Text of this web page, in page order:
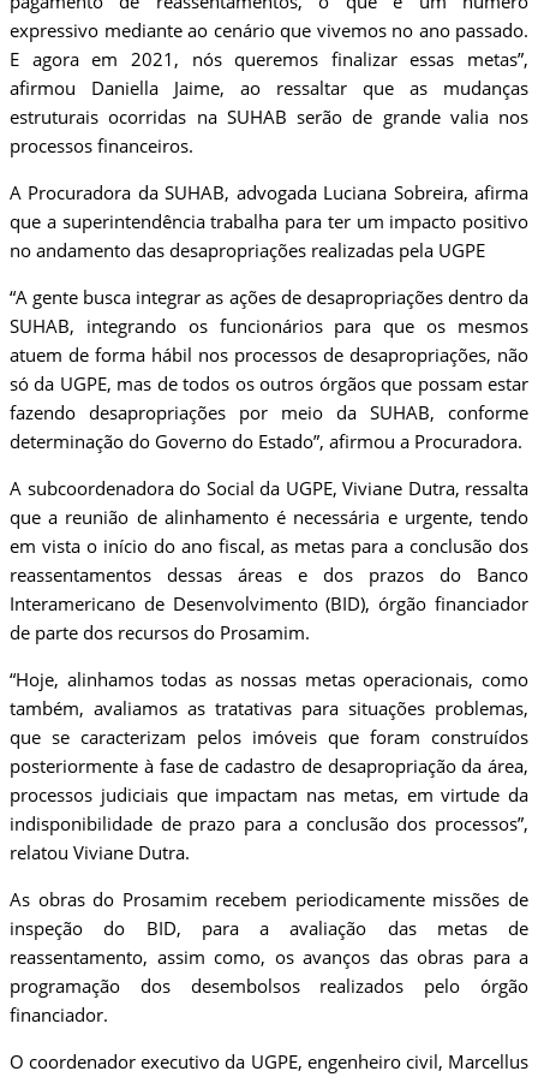
expressivo mediante ao cenário que vivemos no ano passado.
E agora em 2021, nós queremos finalizar essas metas”,
afirmou Daniella Jaime, ao ressaltar que as mudanças
estruturais ocorridas na SUHAB serão de grande valia nos
processos financeiros.
A Procuradora da SUHAB, advogada Luciana Sobreira, afirma
que a superintendência trabalha para ter um impacto positivo
no andamento das desapropriações realizadas pela UGPE
“A gente busca integrar as ações de desapropriações dentro da
SUHAB, integrando os funcionários para que os mesmos
atuem de forma hábil nos processos de desapropriações, não
só da UGPE, mas de todos os outros órgãos que possam estar
fazendo desapropriações por meio da SUHAB, conforme
determinação do Governo do Estado”, afirmou a Procuradora.
A subcoordenadora do Social da UGPE, Viviane Dutra, ressalta
que a reunião de alinhamento é necessária e urgente, tendo
em vista o início do ano fiscal, as metas para a conclusão dos
reassentamentos dessas áreas e dos prazos do Banco
Interamericano de Desenvolvimento (BID), órgão financiador
de parte dos recursos do Prosamim.
“Hoje, alinhamos todas as nossas metas operacionais, como
também, avaliamos as tratativas para situações problemas,
que se caracterizam pelos imóveis que foram construídos
posteriormente à fase de cadastro de desapropriação da área,
processos judiciais que impactam nas metas, em virtude da
indisponibilidade de prazo para a conclusão dos processos”,
relatou Viviane Dutra.
As obras do Prosamim recebem periodicamente missões de
inspeção do BID, para a avaliação das metas de
reassentamento, assim como, os avanços das obras para a
programação dos desembolsos realizados pelo órgão
financiador.
O coordenador executivo da UGPE, engenheiro civil, Marcellus